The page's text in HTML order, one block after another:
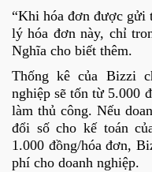
“Khi hóa đơn được gửi
lý hóa đơn này, chỉ
Nghĩa cho biết thêm.
Thống kê của Bizzi
nghiệp sẽ tốn từ 5.000
làm thủ công. Nếu
đổi số cho kế toán
1.000 đồng/hóa đơn,
phí cho doanh nghiệp.